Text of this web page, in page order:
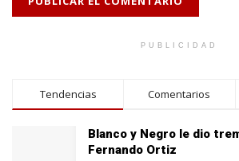
PUBLICIDAD
Tendencias Comentarios
Blanco y Negro le dio
Fernando Ortiz